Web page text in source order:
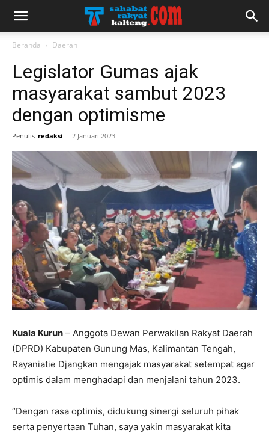
Beranda Daerah
Legislator Gumas ajak
masyarakat sambut 2023
dengan optimisme
Penulis redaksi - 2 Januari 2023
Kuala Kurun – Anggota Dewan Perwakilan Rakyat Daerah
(DPRD) Kabupaten Gunung Mas, Kalimantan Tengah,
Rayaniatie Djangkan mengajak masyarakat setempat agar
optimis dalam menghadapi dan menjalani tahun 2023.
“Dengan rasa optimis, didukung sinergi seluruh pihak
serta penyertaan Tuhan, saya yakin masyarakat kita